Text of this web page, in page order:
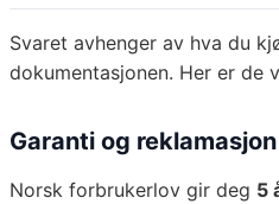
Svaret avhenger av hva du
dokumentasjonen. Her er de
Garanti og
Norsk forbrukerlov gir deg 5